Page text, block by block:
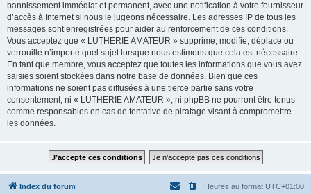
bannissement immédiat et permanent, avec une notification à votre fournisseur
d’accès à Internet si nous le jugeons nécessaire. Les adresses IP de tous les
messages sont enregistrées pour aider au renforcement de ces conditions.
Vous acceptez que « LUTHERIE AMATEUR » supprime, modifie, déplace ou
verrouille n’importe quel sujet lorsque nous estimons que cela est nécessaire.
En tant que membre, vous acceptez que toutes les informations que vous avez
saisies soient stockées dans notre base de données. Bien que ces
informations ne soient pas diffusées à une tierce partie sans votre
consentement, ni « LUTHERIE AMATEUR », ni phpBB ne pourront être tenus
comme responsables en cas de tentative de piratage visant à compromettre
les données.
Index du forum Heures au format UTC+01:00